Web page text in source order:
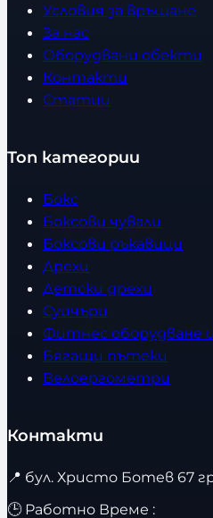
Условия за връщане
За нас
Оборудвани обекти
Контакти
Статии
Топ категории
Бокс
Боксови чували
Боксови ръкавици
Дрехи
Детски дрехи
Суичъри
Фитнес оборудване
Бягащи пътеки
Велоергометри
Контакти
📍 бул. Христо Ботев 67
🕒 Работно Време :